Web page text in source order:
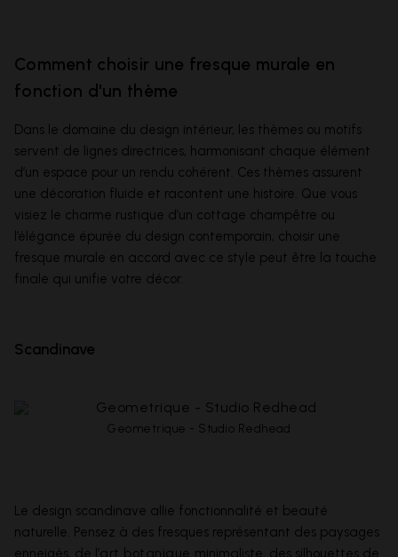
Comment choisir une fresque murale en
fonction d'un thème
Dans le domaine du design intérieur, les thèmes ou motifs
servent de lignes directrices, harmonisant chaque élément
d’un espace pour un rendu cohérent. Ces thèmes assurent
une décoration fluide et racontent une histoire. Que vous
visiez le charme rustique d’un cottage champêtre ou
l’élégance épurée du design contemporain, choisir une
fresque murale en accord avec ce style peut être la touche
finale qui unifie votre décor.
Scandinave
Geometrique - Studio Redhead
Le design scandinave allie fonctionnalité et beauté
naturelle. Pensez à des fresques représentant des paysages
enneigés, de l’ art botanique minimaliste, des silhouettes de